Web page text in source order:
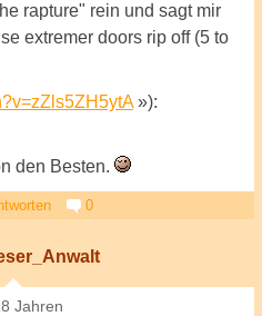
rapture" rein und sagt mir
extremer doors rip off (5 to
»):
den Besten.
0
Jahren